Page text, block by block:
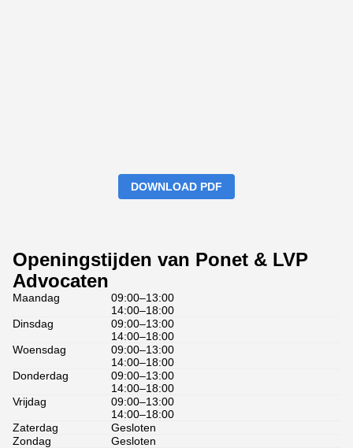
DOWNLOAD PDF
Openingstijden van Ponet & LVP
Advocaten
Maandag
09:00–13:00
14:00–18:00
Dinsdag
09:00–13:00
14:00–18:00
Woensdag
09:00–13:00
14:00–18:00
Donderdag
09:00–13:00
14:00–18:00
Vrijdag
09:00–13:00
14:00–18:00
Zaterdag
Gesloten
Zondag
Gesloten